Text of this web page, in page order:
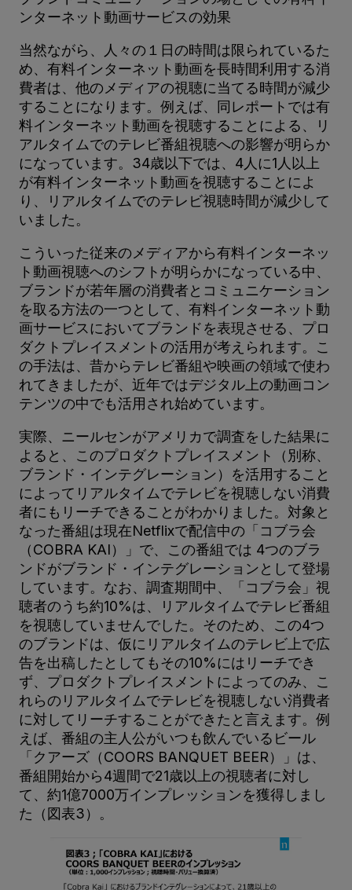
ンターネット動画サービスの効果
当然ながら、人々の１日の時間は限られているた
め、有料インターネット動画を長時間利用する消
費者は、他のメディアの視聴に当てる時間が減少
することになります。例えば、同レポートでは有
料インターネット動画を視聴することによる、リ
アルタイムでのテレビ番組視聴への影響が明らか
になっています。34歳以下では、4人に1人以上
が有料インターネット動画を視聴することによ
り、リアルタイムでのテレビ視聴時間が減少して
いました。
こういった従来のメディアから有料インターネッ
ト動画視聴へのシフトが明らかになっている中、
ブランドが若年層の消費者とコミュニケーション
を取る方法の一つとして、有料インターネット動
画サービスにおいてブランドを表現させる、プロ
ダクトプレイスメントの活用が考えられます。こ
の手法は、昔からテレビ番組や映画の領域で使わ
れてきましたが、近年ではデジタル上の動画コン
テンツの中でも活用され始めています。
実際、ニールセンがアメリカで調査をした結果に
よると、このプロダクトプレイスメント（別称、
ブランド・インテグレーション）を活用すること
によってリアルタイムでテレビを視聴しない消費
者にもリーチできることがわかりました。対象と
なった番組は現在Netflixで配信中の「コブラ会
（COBRA KAI）」で、この番組では 4つのブラ
ンドがブランド・インテグレーションとして登場
しています。なお、調査期間中、「コブラ会」視
聴者のうち約10%は、リアルタイムでテレビ番組
を視聴していませんでした。そのため、この4つ
のブランドは、仮にリアルタイムのテレビ上で広
告を出稿したとしてもその10%にはリーチでき
ず、プロダクトプレイスメントによってのみ、こ
れらのリアルタイムでテレビを視聴しない消費者
に対してリーチすることができたと言えます。例
えば、番組の主人公がいつも飲んでいるビール
「クアーズ（COORS BANQUET BEER）」は、
番組開始から4週間で21歳以上の視聴者に対し
て、約1億7000万インプレッションを獲得しまし
た（図表3）。